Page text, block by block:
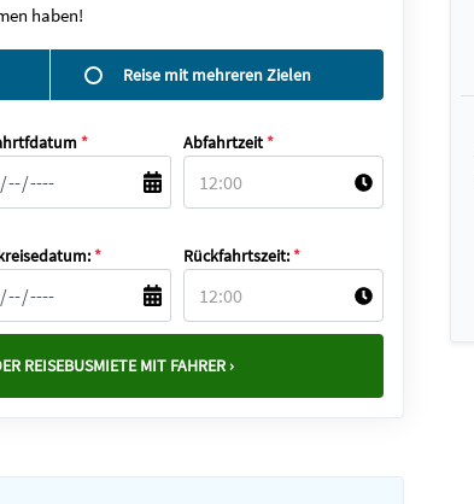
haben!
Reise mit mehreren Zielen
* Abfahrtzeit *
* Rückfahrtszeit: *
REISEBUSMIETE MIT FAHRER ›